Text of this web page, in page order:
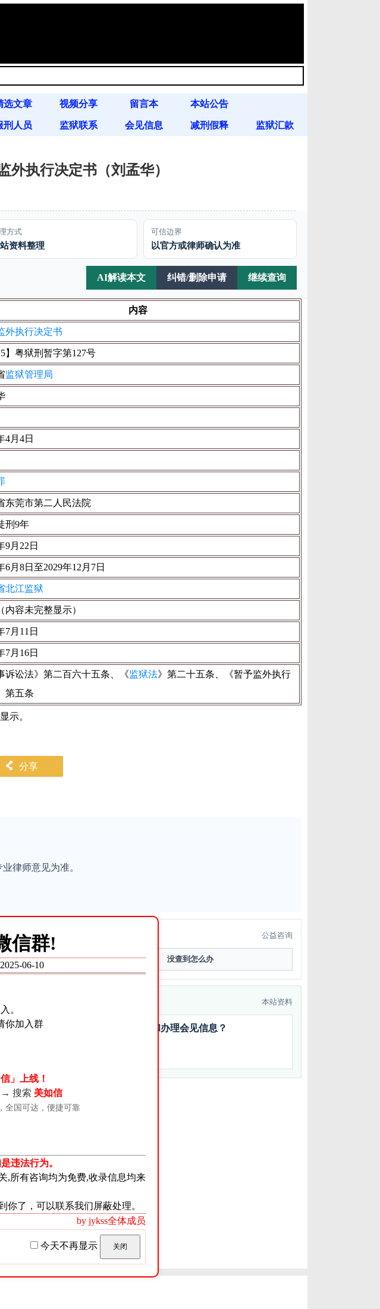
选文章 视频分享 留言本 本站公告
刑人员 监狱联系 会见信息 减刑假释 监狱汇款
外执行决定书（刘孟华）
方式
资料整理
可信边界
以官方或律师确认为准
AI解读本文 纠错/删除申请 继续查询
内容
外执行决定书
】粤狱刑暂字第127号
监狱管理局
4月4日
东莞市第二人民法院
刑9年
9月22日
6月8日至2029年12月7日
北江监狱
内容未完整显示）
7月11日
7月16日
诉讼法》第二百六十五条、《监狱法》第二十五条、《暂予监外执行
第五条
示。
󰄯 分享
律师意见为准。
公益咨询
没查到怎么办
本站资料
开信息怎么核
家属如何查询和办理会见信息？
信群!
2025-06-10
。
你加入群
」上线！
→ 搜索 美如信
全国可达，便捷可靠
违法行为。
,所有咨询均为免费,收录信息均来
你了，可以联系我们屏蔽处理。
by jykss全体成员
今天不再显示 关闭